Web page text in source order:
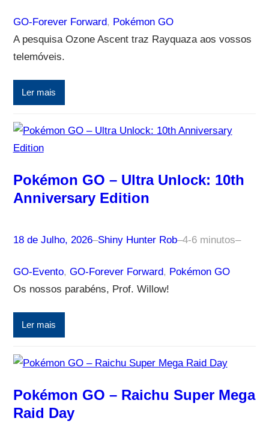
GO-Forever Forward, Pokémon GO
A pesquisa Ozone Ascent traz Rayquaza aos vossos
telemóveis.
Ler mais
Pokémon GO – Ultra Unlock: 10th
Anniversary Edition
18 de Julho, 2026–Shiny Hunter Rob–4-6 minutos–
GO-Evento, GO-Forever Forward, Pokémon GO
Os nossos parabéns, Prof. Willow!
Ler mais
Pokémon GO – Raichu Super Mega
Raid Day